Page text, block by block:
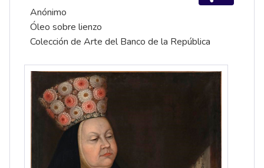
Anónimo
Óleo sobre lienzo
Colección de Arte del Banco de la República